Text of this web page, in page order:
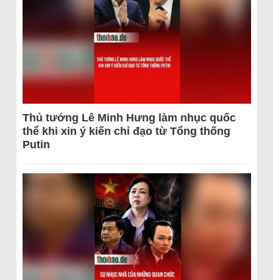
Thủ tướng Lê Minh Hưng làm nhục quốc
thể khi xin ý kiến chỉ đạo từ Tổng thống
Putin